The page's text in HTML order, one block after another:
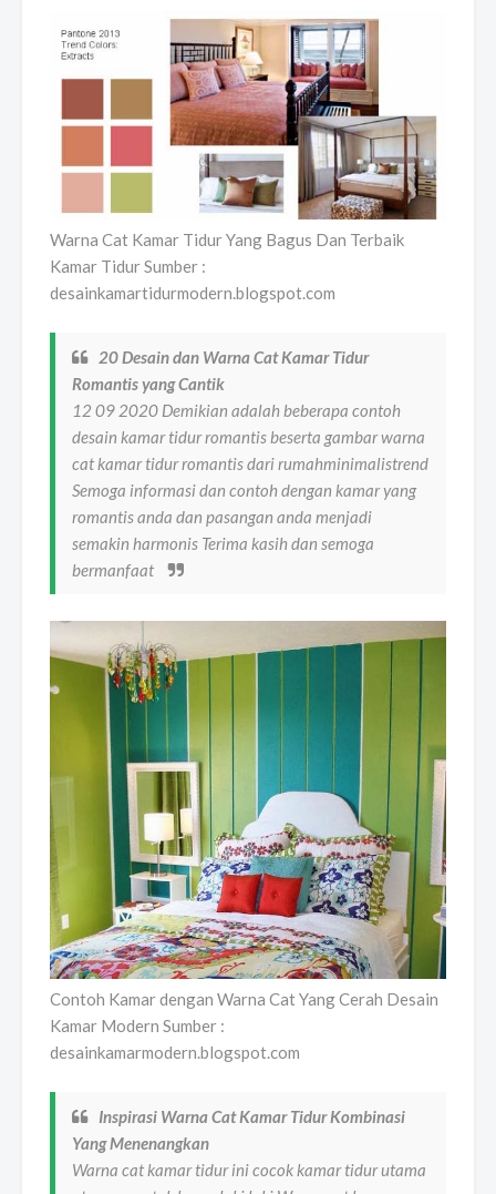
Warna Cat Kamar Tidur Yang Bagus Dan Terbaik
Kamar Tidur Sumber :
desainkamartidurmodern.blogspot.com
20 Desain dan Warna Cat Kamar Tidur
Romantis yang Cantik
12 09 2020 Demikian adalah beberapa contoh
desain kamar tidur romantis beserta gambar warna
cat kamar tidur romantis dari rumahminimalistrend
Semoga informasi dan contoh dengan kamar yang
romantis anda dan pasangan anda menjadi
semakin harmonis Terima kasih dan semoga
bermanfaat
Contoh Kamar dengan Warna Cat Yang Cerah Desain
Kamar Modern Sumber :
desainkamarmodern.blogspot.com
Inspirasi Warna Cat Kamar Tidur Kombinasi
Yang Menenangkan
Warna cat kamar tidur ini cocok kamar tidur utama